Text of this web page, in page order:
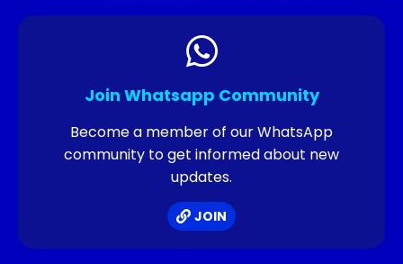
Join Whatsapp Community
Become a member of our WhatsApp
community to get informed about new
updates.
JOIN